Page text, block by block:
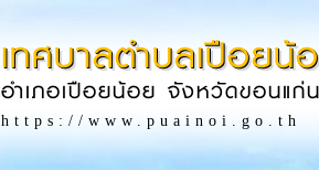
เทศบาลตำบลเปือยน้
อำเภอเปือยน้อย จังหวัดขอนแก่
https://www.puainoi.go.th